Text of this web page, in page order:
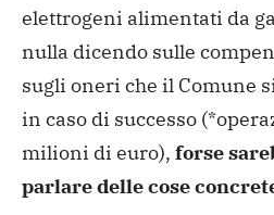
elettrogeni alimentati da
nulla dicendo sulle
sugli oneri che il Comune
in caso di successo
milioni di euro), forse
parlare delle cose